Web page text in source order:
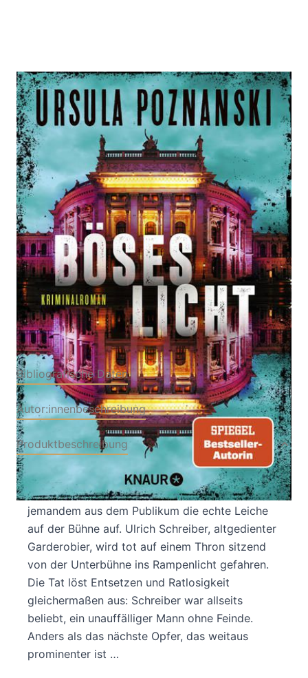
Böses Licht
Zur Wunschliste hinzufügen
Kriminalroman | SPIEGEL Bestseller-Autorin
VonUrsula Poznanski
Verlag: Knaur 01.03.2023
Buch 400 Seiten
Softcover
ISBN: 978-3-
42622783-1
Bibliografische Daten
Autor:innenbeschreibung
Produktbeschreibung
Die Inszenierung von Richard III. am Burgtheater
trieft förmlich von Theaterblut, daher fällt kaum
jemandem aus dem Publikum die echte Leiche
auf der Bühne auf. Ulrich Schreiber, altgedienter
Garderobier, wird tot auf einem Thron sitzend
von der Unterbühne ins Rampenlicht gefahren.
Die Tat löst Entsetzen und Ratlosigkeit
gleichermaßen aus: Schreiber war allseits
beliebt, ein unauffälliger Mann ohne Feinde.
Anders als das nächste Opfer, das weitaus
prominenter ist …